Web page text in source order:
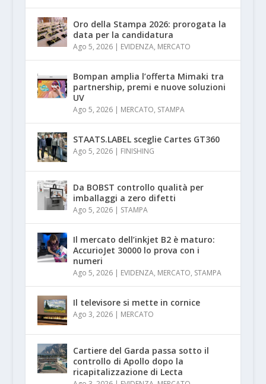
Oro della Stampa 2026: prorogata la
data per la candidatura
Ago 5, 2026| EVIDENZA, MERCATO
Bompan amplia l’offerta Mimaki tra
partnership, premi e nuove soluzioni
UV
Ago 5, 2026| MERCATO, STAMPA
STAATS.LABEL sceglie Cartes GT360
Ago 5, 2026| FINISHING
Da BOBST controllo qualità per
imballaggi a zero difetti
Ago 5, 2026| STAMPA
Il mercato dell’inkjet B2 è maturo:
AccurioJet 30000 lo prova con i
numeri
Ago 5, 2026| EVIDENZA, MERCATO, STAMPA
Il televisore si mette in cornice
Ago 3, 2026| MERCATO
Cartiere del Garda passa sotto il
controllo di Apollo dopo la
ricapitalizzazione di Lecta